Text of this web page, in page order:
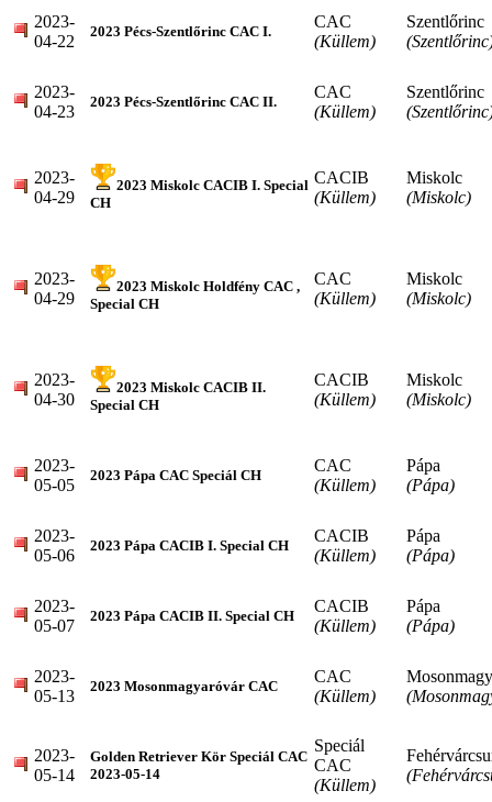
2023-
04-22
2023 Pécs-Szentlőrinc CAC I.
CAC
(Küllem)
Szentlőrinc
2023-
04-23
2023 Pécs-Szentlőrinc CAC II.
CAC
(Küllem)
Szentlőrinc
2023-
04-29
2023 Miskolc CACIB I. Special
CH
CACIB
(Küllem)
Miskolc
(Miskolc)
2023-
04-29
2023 Miskolc Holdfény CAC ,
Special CH
CAC
(Küllem)
Miskolc
(Miskolc)
2023-
04-30
2023 Miskolc CACIB II.
Special CH
CACIB
(Küllem)
Miskolc
(Miskolc)
2023-
05-05
2023 Pápa CAC Speciál CH
CAC
(Küllem)
Pápa
(Pápa)
2023-
05-06
2023 Pápa CACIB I. Special CH
CACIB
(Küllem)
Pápa
(Pápa)
2023-
05-07
2023 Pápa CACIB II. Special CH
CACIB
(Küllem)
Pápa
(Pápa)
2023-
05-13
2023 Mosonmagyaróvár CAC
CAC
(Küllem)
2023-
05-14
Golden Retriever Kör Speciál CAC
2023-05-14
Speciál
CAC
(Küllem)